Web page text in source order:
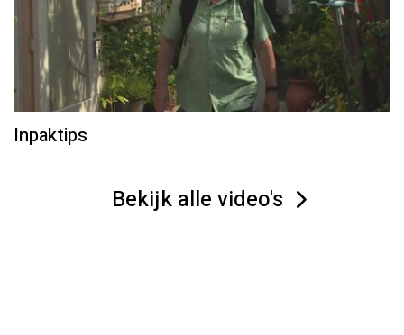
Inpaktips
Bekijk alle video's